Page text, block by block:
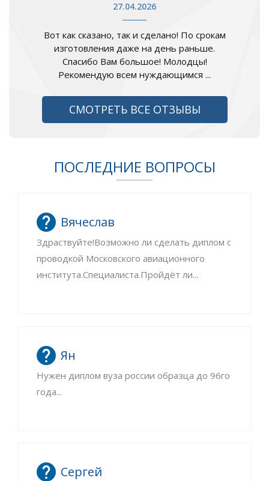
27.04.2026
Вот как сказано, так и сделано! По срокам
изготовления даже на день раньше.
Спасибо Вам большое! Молодцы!
Рекомендую всем нуждающимся ...
СМОТРЕТЬ ВСЕ ОТЗЫВЫ
ПОСЛЕДНИЕ ВОПРОСЫ
Вячеслав
Здраствуйте!Возможно ли сделать диплом с
проводкой Московского авиационного
института.Специалиста.Пройдёт ли...
Ян
Нужен диплом вуза россии образца до 96го
года...
Сергей